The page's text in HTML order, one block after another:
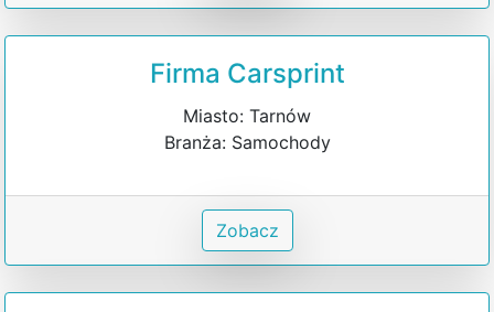
Firma Carsprint
Miasto: Tarnów
Branża: Samochody
Zobacz